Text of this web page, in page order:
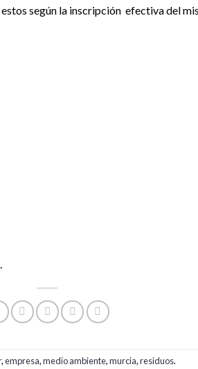
según la inscripción efectiva del
,empresa,medio ambiente,murcia,residuos.